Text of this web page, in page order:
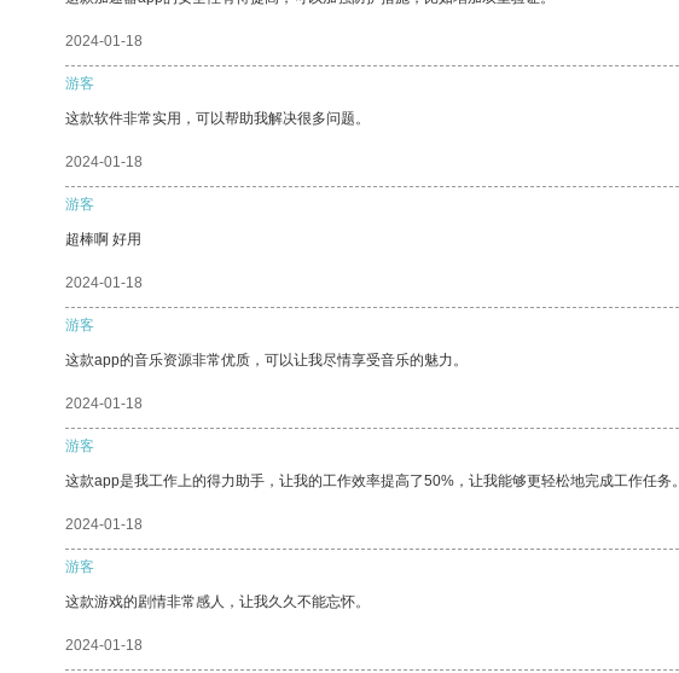
2024-01-18
游客
这款软件非常实用，可以帮助我解决很多问题。
2024-01-18
游客
超棒啊 好用
2024-01-18
游客
这款app的音乐资源非常优质，可以让我尽情享受音乐的魅力。
2024-01-18
游客
这款app是我工作上的得力助手，让我的工作效率提高了50%，让我能够更轻松地完成工作任务。
2024-01-18
游客
这款游戏的剧情非常感人，让我久久不能忘怀。
2024-01-18